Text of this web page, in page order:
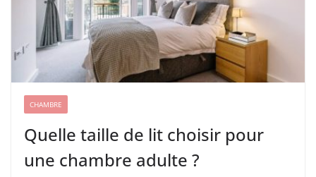
CHAMBRE
Quelle taille de lit choisir pour
une chambre adulte ?